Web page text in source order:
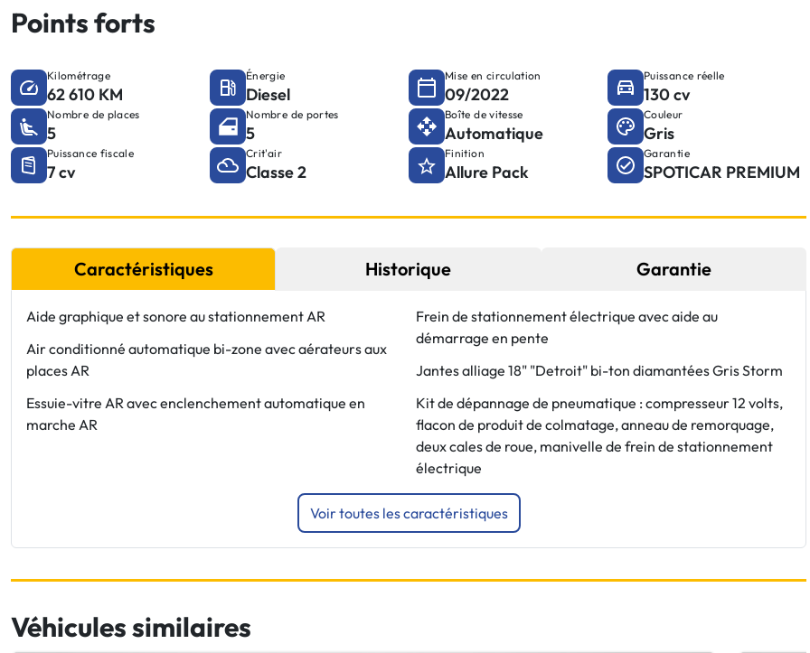
Points forts
Kilométrage
62 610 KM
Énergie
Diesel
Mise en circulation
09/2022
Puissance réelle
130 cv
Nombre de places
5
Nombre de portes
5
Boîte de vitesse
Automatique
Couleur
Gris
Puissance fiscale
7 cv
Crit'air
Classe 2
Finition
Allure Pack
Garantie
SPOTICAR PREMIUM
Caractéristiques Historique Garantie
Aide graphique et sonore au stationnement AR
Air conditionné automatique bi-zone avec aérateurs aux
places AR
Essuie-vitre AR avec enclenchement automatique en
marche AR
Frein de stationnement électrique avec aide au
démarrage en pente
Jantes alliage 18" "Detroit" bi-ton diamantées Gris Storm
Kit de dépannage de pneumatique : compresseur 12 volts,
flacon de produit de colmatage, anneau de remorquage,
deux cales de roue, manivelle de frein de stationnement
électrique
Voir toutes les caractéristiques
Véhicules similaires